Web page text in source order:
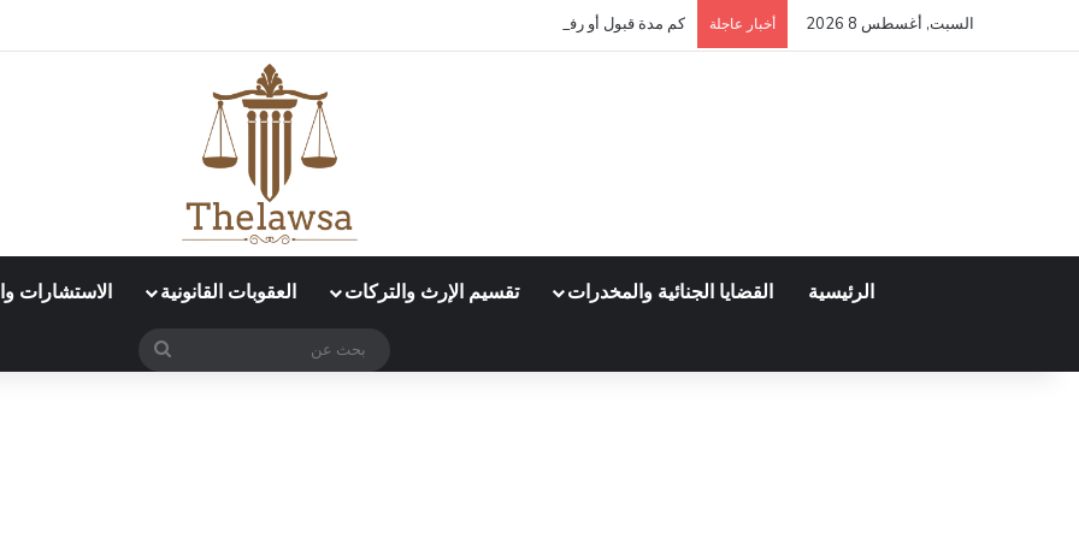
السبت, أغسطس 8 2026 أخبار عاجلة كم مدة قبول أو رفض عقد العمل الإلكتروني في قوى؟
الرئيسية القضايا الجنائية والمخدرات تقسيم الإرث والتركات العقوبات القانونية الاستشارات
بحث